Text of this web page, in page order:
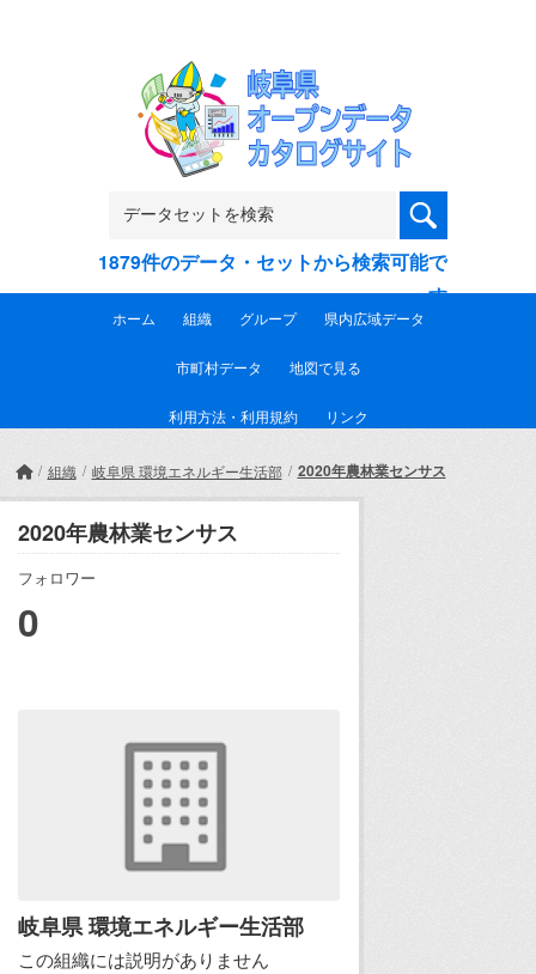
1879件のデータ・セットから検索可能で
す
ホーム 組織 グループ 県内広域データ
市町村データ 地図で見る
利用方法・利用規約 リンク
組織 岐阜県 環境エネルギー生活部 2020年農林業センサス
2020年農林業センサス
フォロワー
0
岐阜県 環境エネルギー生活部
この組織には説明がありません